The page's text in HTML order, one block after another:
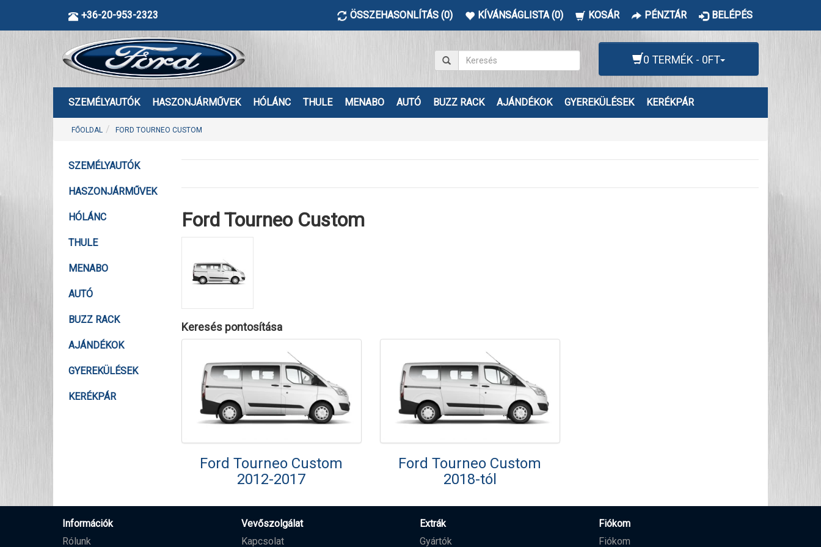
+36-20-953-2323 ÖSSZEHASONLÍTÁS (0) KÍVÁNSÁGLISTA (0) KOSÁR PÉNZTÁR BELÉPÉS
0 TERMÉK - 0FT
SZEMÉLYAUTÓK HASZONJÁRMŰVEK HÓLÁNC THULE MENABO AUTÓ BUZZ RACK AJÁNDÉKOK GYEREKÜLÉSEK KERÉKPÁR
FŐOLDAL FORD TOURNEO CUSTOM
SZEMÉLYAUTÓK
HASZONJÁRMŰVEK
HÓLÁNC
THULE
MENABO
AUTÓ
BUZZ RACK
AJÁNDÉKOK
GYEREKÜLÉSEK
KERÉKPÁR
Ford Tourneo Custom
Keresés pontosítása
Ford Tourneo Custom
2012-2017
Ford Tourneo Custom
2018-tól
Információk
Rólunk
Vevőszolgálat
Kapcsolat
Extrák
Gyártók
Fiókom
Fiókom